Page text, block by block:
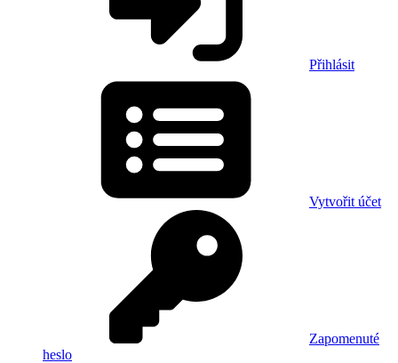
Přihlásit
Vytvořit účet
Zapomenuté
heslo